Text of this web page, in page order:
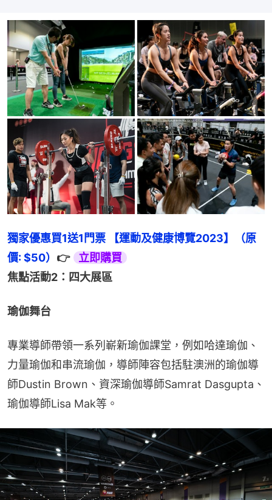
獨家優惠買1送1門票 【運動及健康博覽2023】（原
價: $50） 👉
立即購買
焦點活動2：四大展區
瑜伽舞台
專業導師帶領一系列嶄新瑜伽課堂，例如哈達瑜伽、
力量瑜伽和串流瑜伽，導師陣容包括駐澳洲的瑜伽導
師Dustin Brown、資深瑜伽導師Samrat Dasgupta、
瑜伽導師Lisa Mak等。